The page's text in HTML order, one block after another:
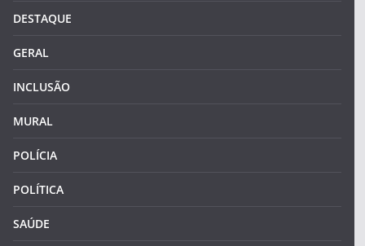
DESTAQUE
GERAL
INCLUSÃO
MURAL
POLÍCIA
POLÍTICA
SAÚDE